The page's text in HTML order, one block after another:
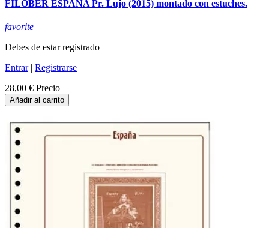
FILOBER ESPAÑA Pr. Lujo (2015) montado con estuches.
favorite
Debes de estar registrado
Entrar| Registrarse
28,00 € Precio
Añadir al carrito